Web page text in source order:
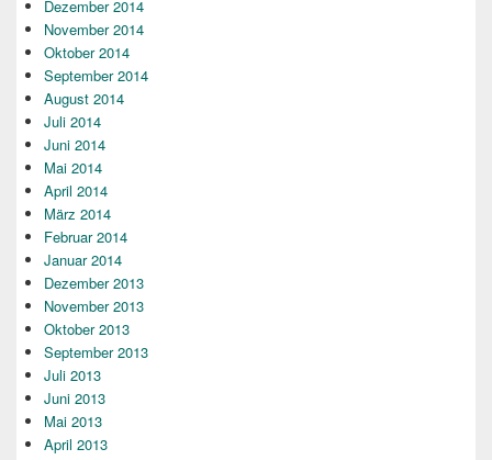
Dezember 2014
November 2014
Oktober 2014
September 2014
August 2014
Juli 2014
Juni 2014
Mai 2014
April 2014
März 2014
Februar 2014
Januar 2014
Dezember 2013
November 2013
Oktober 2013
September 2013
Juli 2013
Juni 2013
Mai 2013
April 2013